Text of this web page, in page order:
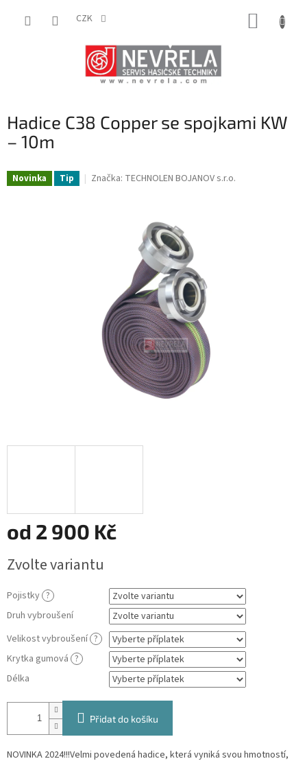
CZK
Hadice C38 Copper se spojkami KW
– 10m
Novinka Tip Značka: TECHNOLEN BOJANOV s.r.o.
od 2 900 Kč
cena:
Zvolte variantu
Pojistky ?
Druh vybroušení
Velikost vybroušení ?
Krytka gumová ?
Délka
Přidat do košíku
NOVINKA 2024!!!Velmi povedená hadice, která vyniká svou hmotností,